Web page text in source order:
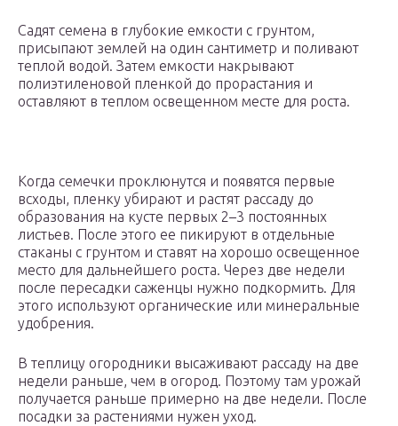
Садят семена в глубокие емкости с грунтом,
присыпают землей на один сантиметр и поливают
теплой водой. Затем емкости накрывают
полиэтиленовой пленкой до прорастания и
оставляют в теплом освещенном месте для роста.
Когда семечки проклюнутся и появятся первые
всходы, пленку убирают и растят рассаду до
образования на кусте первых 2–3 постоянных
листьев. После этого ее пикируют в отдельные
стаканы с грунтом и ставят на хорошо освещенное
место для дальнейшего роста. Через две недели
после пересадки саженцы нужно подкормить. Для
этого используют органические или минеральные
удобрения.
В теплицу огородники высаживают рассаду на две
недели раньше, чем в огород. Поэтому там урожай
получается раньше примерно на две недели. После
посадки за растениями нужен уход.